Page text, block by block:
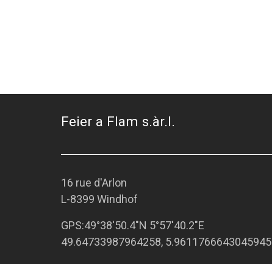
Feier a Flam s.àr.l.
16 rue d'Arlon
L-8399 Windhof
GPS:49°38'50.4"N 5°57'40.2"E
49.64733987964258, 5.9611766643045945